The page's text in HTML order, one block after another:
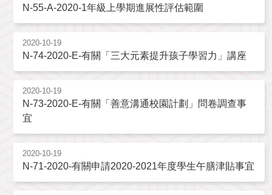
N-55-A-2020-1年級上學期進展性評估範圍
2020-10-19
N-74-2020-E-有關「三大元素提升孩子學習力」講座
2020-10-19
N-73-2020-E-有關「善意溝通校園計劃」問卷調查事
宜
2020-10-19
N-71-2020-有關申請2020-2021年度學生午膳津貼事宜